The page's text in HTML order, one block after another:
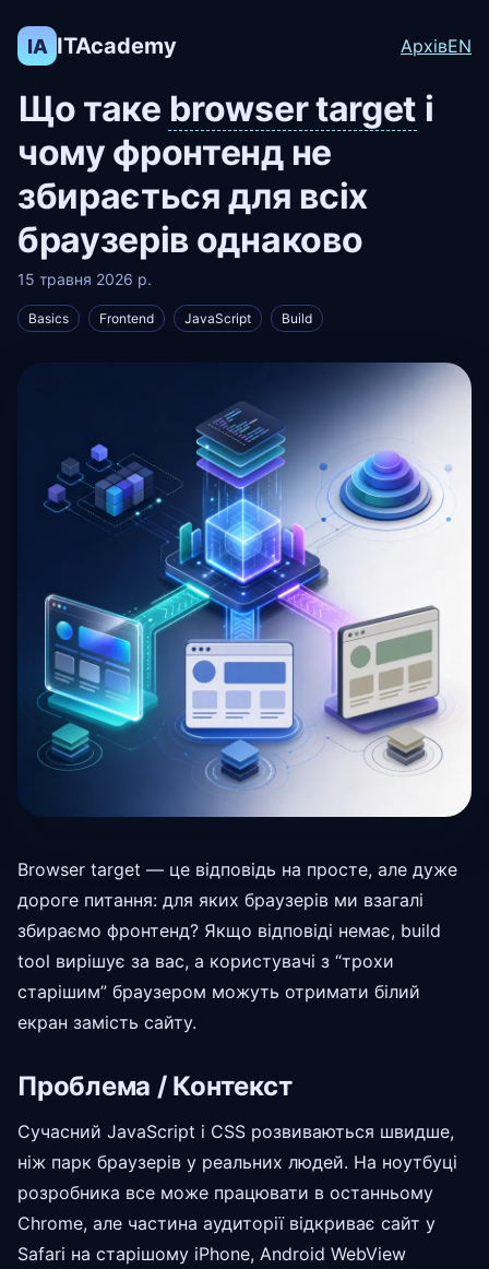
IA ITAcademy АрхівEN
Що таке browser target і
чому фронтенд не
збирається для всіх
браузерів однаково
15 травня 2026 р.
Basics Frontend JavaScript Build
Browser target — це відповідь на просте, але дуже
дороге питання: для яких браузерів ми взагалі
збираємо фронтенд? Якщо відповіді немає, build
tool вирішує за вас, а користувачі з “трохи
старішим” браузером можуть отримати білий
екран замість сайту.
Проблема / Контекст
Сучасний JavaScript і CSS розвиваються швидше,
ніж парк браузерів у реальних людей. На ноутбуці
розробника все може працювати в останньому
Chrome, але частина аудиторії відкриває сайт у
Safari на старішому iPhone, Android WebView